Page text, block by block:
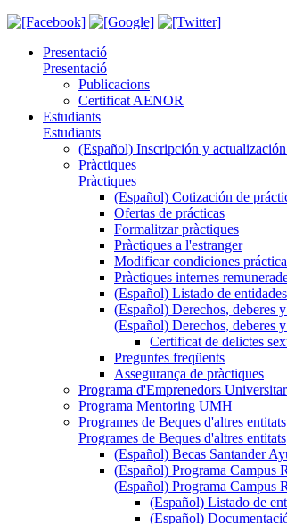
Presentació
Presentació
Publicacions
Certificat AENOR
Estudiants
Estudiants
(Español) Inscripción y
Pràctiques
Pràctiques
(Español) Cotización de
Ofertas de prácticas
Formalitzar pràctiques
Pràctiques a l'estranger
Modificar condiciones
Pràctiques internes
(Español) Listado de
(Español) Derechos, deberes
(Español) Derechos, deberes
Certificat de delictes
Preguntes freqüents
Assegurança de pràctiques
Programa d'Emprenedors
Programa Mentoring UMH
Programes de Beques d'altres entitats
Programes de Beques d'altres entitats
(Español) Becas Santander
(Español) Programa Campus
(Español) Programa Campus
(Español) Listado de
(Español)